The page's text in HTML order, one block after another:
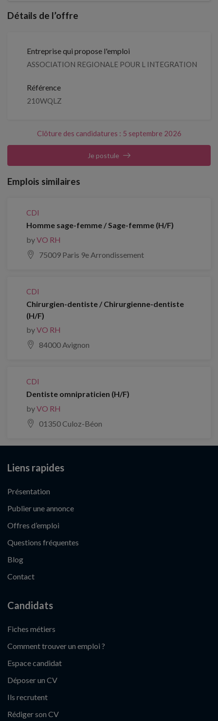
Détails de l’offre
Entreprise qui propose l'emploi
ASSOCIATION REGIONALE POUR L INTEGRATION
Référence
210WQLZ
Clôture des candidatures : 5 septembre 2026
Je postule
Emplois similaires
CDI
Homme sage-femme / Sage-femme (H/F)
byVO RH
75009 Paris 9e Arrondissement
CDI
Chirurgien-dentiste / Chirurgienne-dentiste
(H/F)
byVO RH
84000 Avignon
CDI
Dentiste omnipraticien (H/F)
byVO RH
01350 Culoz-Béon
Liens rapides
Présentation
Publier une annonce
Offres d’emploi
Questions fréquentes
Blog
Contact
Candidats
Fiches métiers
Comment trouver un emploi ?
Espace candidat
Déposer un CV
Ils recrutent
Rédiger son CV